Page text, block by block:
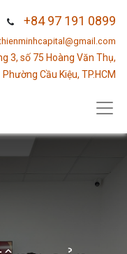
+84 97 191 0899
3, số 75 Hoàng Văn Thụ,
Phường Cầu Kiệu, TP.HCM